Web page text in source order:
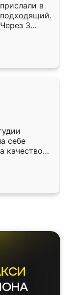
в
3
себе
качеством
уже почти